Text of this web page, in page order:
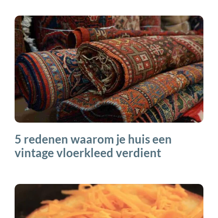
5 redenen waarom je huis een
vintage vloerkleed verdient